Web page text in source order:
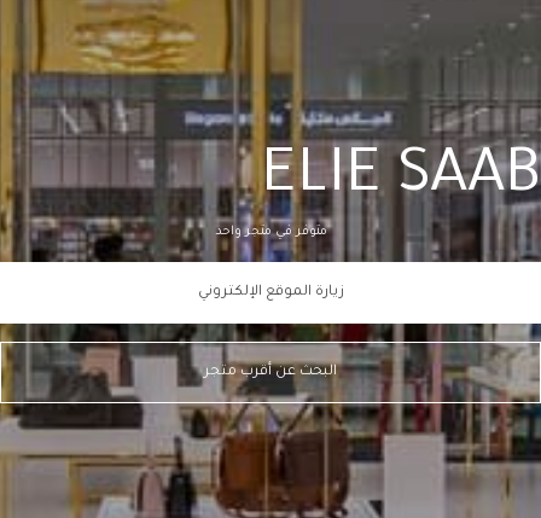
ELIE SAAB
متوفر في متجر واحد
زيارة الموقع الإلكتروني
البحث عن أقرب متجر